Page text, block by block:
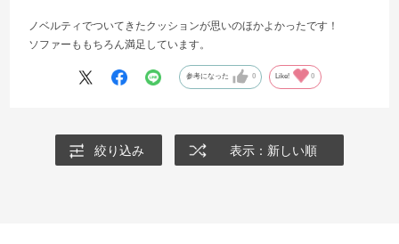
ノベルティでついてきたクッションが思いのほかよかったです！
ソファーももちろん満足しています。
参考になった 0 Like! 0
絞り込み 表示：新しい順